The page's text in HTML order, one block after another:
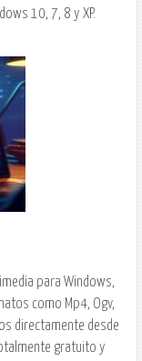
10, 7, 8 y XP.
para Windows,
como Mp4, Ogv,
directamente desde
gratuito y